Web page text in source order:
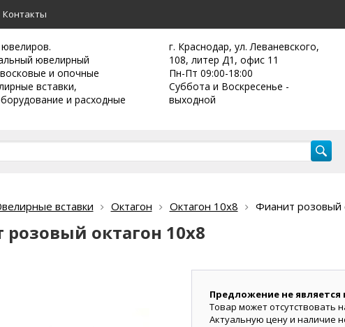
Контакты
ювелирный
восковые и опочные
вставки,
и расходные
г. Краснодар, ул. Леваневского,
108, литер Д1, офис 11
Пн-Пт 09:00-18:00
Суббота и Воскресенье -
выходной
вставки Октагон Октагон 10х8 Фианит розовый
октагон 10х8
Предложение не
Товар может отсутствовать
Актуальную цену и наличие